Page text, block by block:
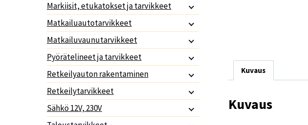
Kuvaus
Kuvaus
Markiisit, etukatokset ja tarvikkeet
Matkailuautotarvikkeet
Matkailuvaunutarvikkeet
Pyörätelineet ja tarvikkeet
Retkeilyauton rakentaminen
Retkeilytarvikkeet
Sähkö 12V, 230V